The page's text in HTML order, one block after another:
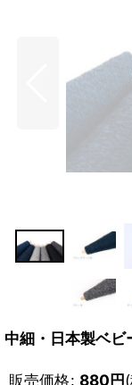
中細・日本製ベ
販売価格: 880円